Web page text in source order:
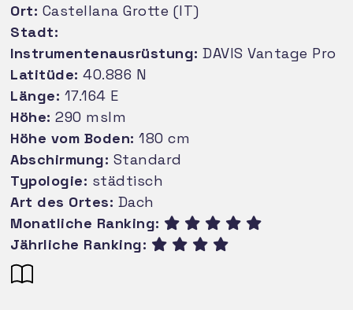
Ort: Castellana Grotte (IT)
Stadt:
Instrumentenausrüstung: DAVIS Vantage Pro
Latitüde: 40.886 N
Länge: 17.164 E
Höhe: 290 mslm
Höhe vom Boden: 180 cm
Abschirmung: Standard
Typologie: städtisch
Art des Ortes: Dach
Monatliche Ranking:
Jährliche Ranking: